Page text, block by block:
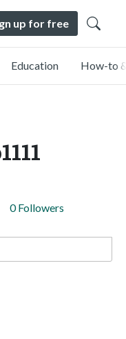
up for free
Education How-to
0 Followers